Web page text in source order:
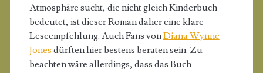
Atmosphäre sucht, die nicht gleich Kinderbuch
bedeutet, ist dieser Roman daher eine klare
Leseempfehlung. Auch Fans vonDiana Wynne
Jones dürften hier bestens beraten sein. Zu
beachten wäre allerdings, dass das Buch